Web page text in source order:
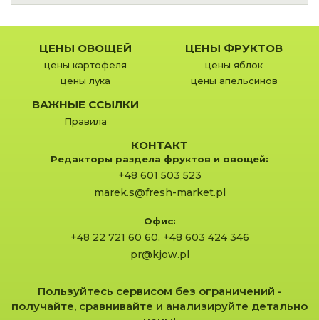
ЦЕНЫ ОВОЩЕЙ
цены картофеля
цены лука
ЦЕНЫ ФРУКТОВ
цены яблок
цены апельсинов
ВАЖНЫЕ ССЫЛКИ
Правила
КОНТАКТ
Редакторы раздела фруктов и овощей:
+48 601 503 523
marek.s@fresh-market.pl
Офис:
+48 22 721 60 60, +48 603 424 346
pr@kjow.pl
Пользуйтесь сервисом без ограничений -
получайте, сравнивайте и анализируйте детально